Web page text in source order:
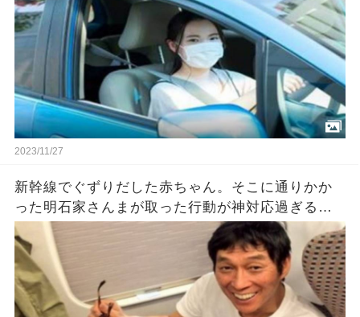
2023/11/27
新幹線でぐずりだした赤ちゃん。そこに通りかか
った明石家さんまが取った行動が神対応過ぎる…
が、オチがスゴかった。